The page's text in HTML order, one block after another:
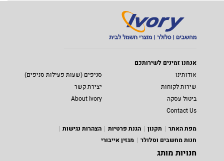
אנחנו זמינים לשירותכם
אודותינו
סניפים (שעות פעילות סניפים)
שירות לקוחות
יצירת קשר
ביטול עסקה
About Ivory
Contact Us
מפת האתר
תקנון הגנת פרטיות
הצהרות נגישות
חנות מחשבים וסלולר
מגזין אייבורי
חנויות מותג